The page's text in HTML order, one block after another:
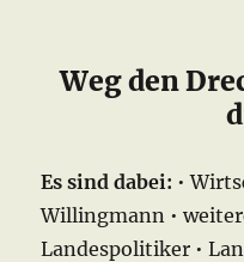
Weg den
Es sind dabei: •
Willingmann •
Landespolitiker •